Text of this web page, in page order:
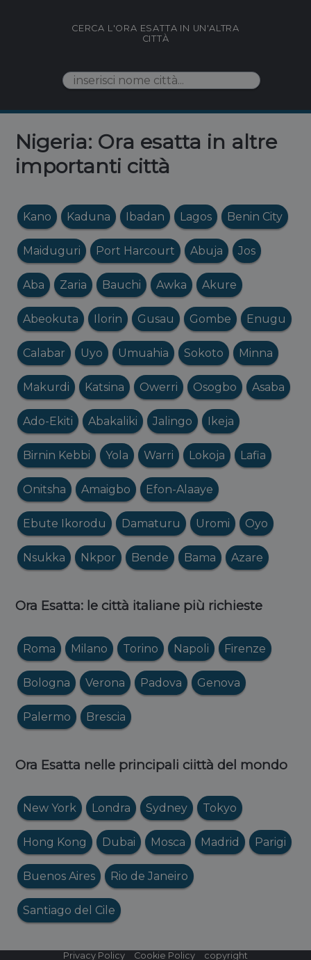
CERCA L'ORA ESATTA IN UN'ALTRA
CITTÀ
Nigeria: Ora esatta in altre
importanti città
Kano Kaduna Ibadan Lagos Benin City
Maiduguri Port Harcourt Abuja Jos
Aba Zaria Bauchi Awka Akure
Abeokuta Ilorin Gusau Gombe Enugu
Calabar Uyo Umuahia Sokoto Minna
Makurdi Katsina Owerri Osogbo Asaba
Ado-Ekiti Abakaliki Jalingo Ikeja
Birnin Kebbi Yola Warri Lokoja Lafia
Onitsha Amaigbo Efon-Alaaye
Ebute Ikorodu Damaturu Uromi Oyo
Nsukka Nkpor Bende Bama Azare
Ora Esatta: le città italiane più richieste
Roma Milano Torino Napoli Firenze
Bologna Verona Padova Genova
Palermo Brescia
Ora Esatta nelle principali ciittà del mondo
New York Londra Sydney Tokyo
Hong Kong Dubai Mosca Madrid Parigi
Buenos Aires Rio de Janeiro
Santiago del Cile
Privacy Policy Cookie Policy copyright